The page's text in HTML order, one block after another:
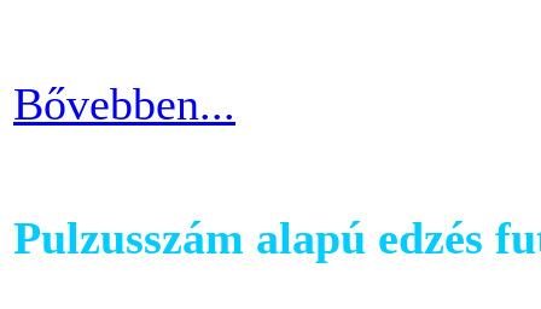
Bővebben...
Pulzusszám alapú edzés